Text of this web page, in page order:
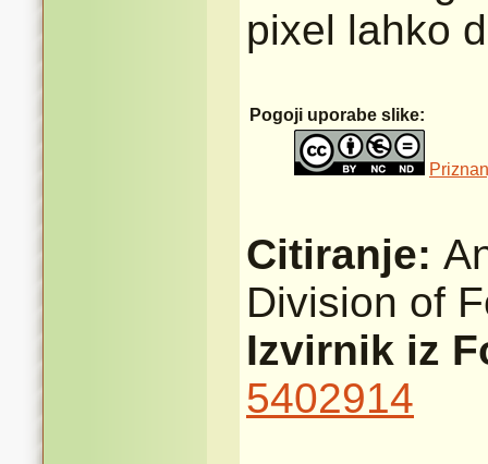
pixel lahko
Pogoji uporabe slike:
Citiranje:
Division of
Izvirnik iz
5402914